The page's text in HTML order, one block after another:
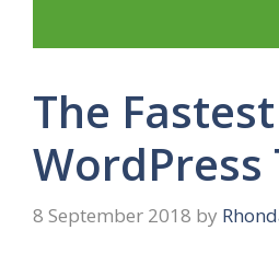
The Fastest
WordPress
8 September 2018 by